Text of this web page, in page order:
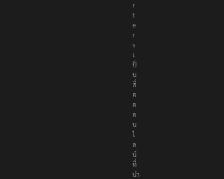
r
t
e
r
s
เ
ป็
น
สื่
อ
อ
อ
น
ไ
ล
น์
ที่
นำ